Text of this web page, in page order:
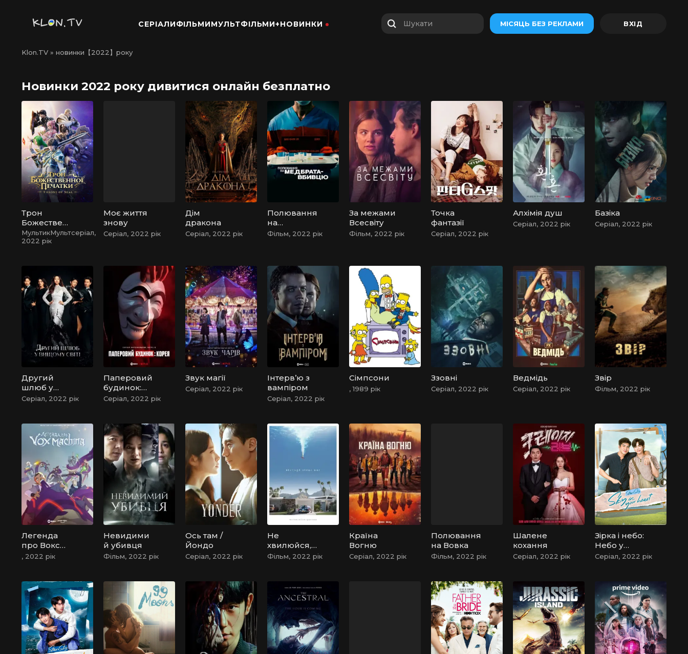
СЕРІАЛИФІЛЬМИМУЛЬТФІЛЬМИ+НОВИНКИ Шукати МІСЯЦЬ БЕЗ РЕКЛАМИ
Klon.TV » новинки【2022】року
Новинки 2022 року дивитися онлайн безплатно
Трон
Божествен
ної Печатки
МультикМультсеріал,
2022 рік
Моє життя
знову
Серіал, 2022 рік
Дім
дракона
Серіал, 2022 рік
Полювання
на
медбрата-
Фільм, 2022 рік
За межами
Всесвіту
Фільм, 2022 рік
Точка
фантазії
Серіал, 2022 рік
Алхімія душ
Серіал, 2022 рік
Базіка
Серіал, 2022 рік
Другий
шлюб у
вищому
Серіал, 2022 рік
Паперовий
будинок:
Корея
Серіал, 2022 рік
Звук магії
Серіал, 2022 рік
Інтерв’ю з
вампіром
Серіал, 2022 рік
Сімпсони
, 1989 рік
Ззовні
Серіал, 2022 рік
Ведмідь
Серіал, 2022 рік
Звір
Фільм, 2022 рік
Легенда
про Вокс
Макіна
, 2022 рік
Невидими
й убивця
Фільм, 2022 рік
Ось там /
Йондо
Серіал, 2022 рік
Не
хвилюйся,
серденько
Фільм, 2022 рік
Країна
Вогню
Серіал, 2022 рік
Полювання
на Вовка
Фільм, 2022 рік
Шалене
кохання
Серіал, 2022 рік
Зірка і небо:
Небо у
твоєму
Серіал, 2022 рік